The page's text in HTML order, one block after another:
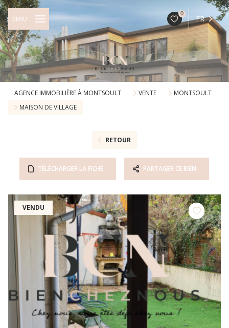
0
FR
MENU
AGENCE IMMOBILIÈRE À MONTSOULT VENTE
MONTSOULT
MAISON DE VILLAGE
RETOUR
TÉLÉCHARGER LA FICHE PARTAGER CE BIEN
VENDU